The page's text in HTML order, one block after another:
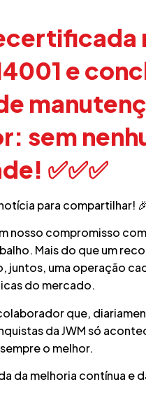
e
sem
✅✅✅
para compartilhar!
nosso compromisso
Mais do que um
juntos, uma operação
do mercado.
que,
da JWM só
o melhor.
da melhoria contínua e